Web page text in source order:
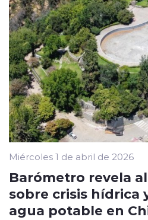
Miércoles 1 de abril de 2026
Barómetro revela
sobre crisis hídrica
agua potable en